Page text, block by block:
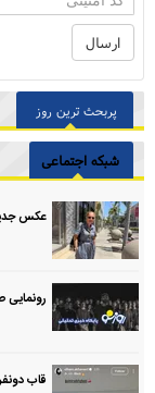
پربحث ترین روز
شبکه اجتماعی
عکس
قاب